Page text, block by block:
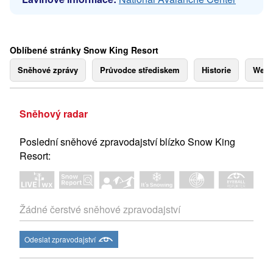
Oblíbené stránky Snow King Resort
Sněhové zprávy Průvodce střediskem Historie
Sněhový radar
Poslední sněhové zpravodajství blízko Snow King
Resort:
Žádné čerstvé sněhové zpravodajství
Odeslat zpravodajství